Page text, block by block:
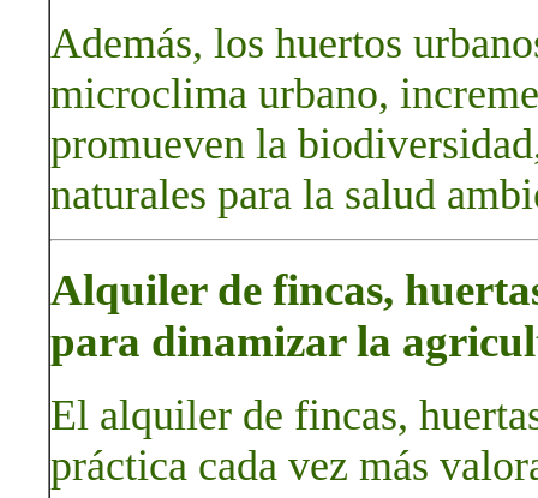
Además, los huertos
microclima urbano,
promueven la
naturales para la salud
Alquiler de fincas,
para dinamizar la
El alquiler de fincas,
práctica cada vez más